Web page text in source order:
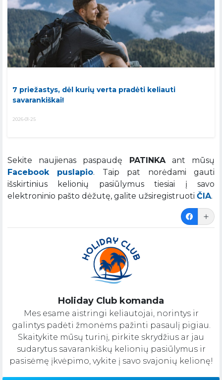
7 priežastys, dėl kurių verta pradėti keliauti
savarankiškai!
2026-01-25
Sekite naujienas paspaudę PATINKAant mūsų
Facebook puslapio. Taip pat norėdami gauti
išskirtinius kelionių pasiūlymus tiesiai į savo
elektroninio pašto dėžutę, galite užsiregistruoti ČIA.
Holiday Club komanda
Mes esame aistringi keliautojai, norintys ir
galintys padėti žmonėms pažinti pasaulį pigiau.
Skaitykite mūsų turinį, pirkite skrydžius ar jau
sudarytus savarankiškų kelionių pasiūlymus ir
pasisėmę įkvėpimo, vykite į savo svajonių kelionę!